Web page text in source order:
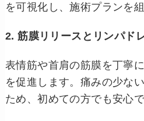
を可視化し、施術プランを
2. 筋膜リリースとリンパド
表情筋や首肩の筋膜を丁寧
を促進します。痛みの少な
ため、初めての方でも安心で